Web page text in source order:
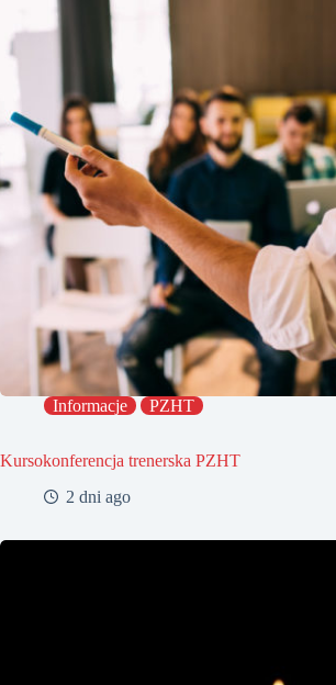
Informacje PZHT
Kursokonferencja trenerska PZHT
2 dni ago